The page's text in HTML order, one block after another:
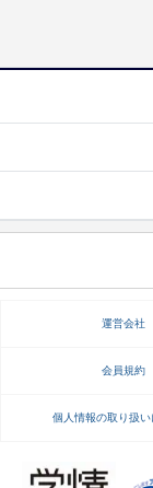
運営会社
会員規約
個人情報の取り扱い